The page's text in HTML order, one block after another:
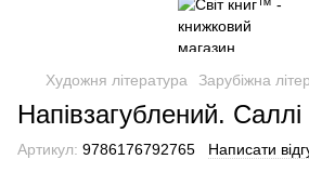
Художня література Зарубіжна
Напівзагублений. Саллі
Артикул: 9786176792765 Написати